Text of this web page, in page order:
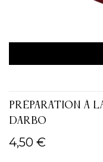
PRÉPARATION À
DARBO
4,50 €